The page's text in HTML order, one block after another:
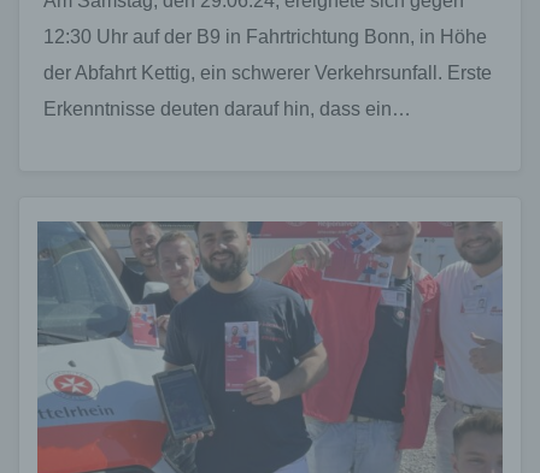
12:30 Uhr auf der B9 in Fahrtrichtung Bonn, in Höhe
der Abfahrt Kettig, ein schwerer Verkehrsunfall. Erste
Erkenntnisse deuten darauf hin, dass ein…